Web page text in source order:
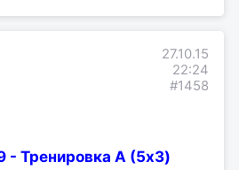
27.10.15
22:24
#1458
- Тренировка А (5x3)